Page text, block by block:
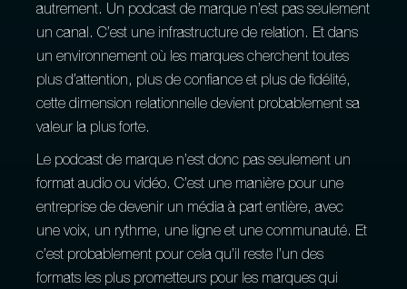
autrement. Un podcast de marque n’est pas seulement
un canal. C’est une infrastructure de relation. Et dans
un environnement où les marques cherchent toutes
plus d’attention, plus de confiance et plus de fidélité,
cette dimension relationnelle devient probablement sa
valeur la plus forte.
Le podcast de marque n’est donc pas seulement un
format audio ou vidéo. C’est une manière pour une
entreprise de devenir un média à part entière, avec
une voix, un rythme, une ligne et une communauté. Et
c’est probablement pour cela qu’il reste l’un des
formats les plus prometteurs pour les marques qui